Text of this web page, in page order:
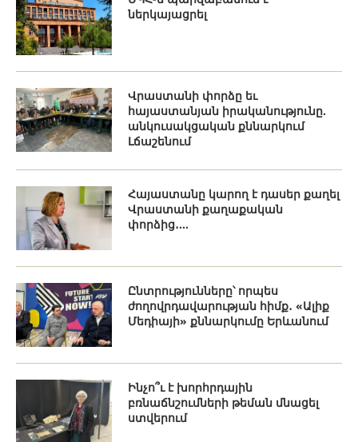
ներկայացրել
Վրաստանի փորձը եւ
հայաստանյան իրականությունը.
անկուսակցական քննարկում
Լճաշենում
Հայաստանը կարող է դասեր քաղել
Վրաստանի քաղաքական
փորձից․...
Ընտրությունները՝ որպես
ժողովրդավարության հիմք․ «Ալիք
Մեդիայի» քննարկումը Երևանում
Ինչո՞ւ է խորհրդային
բռնաճնշումների թեման մնացել
ստվերում